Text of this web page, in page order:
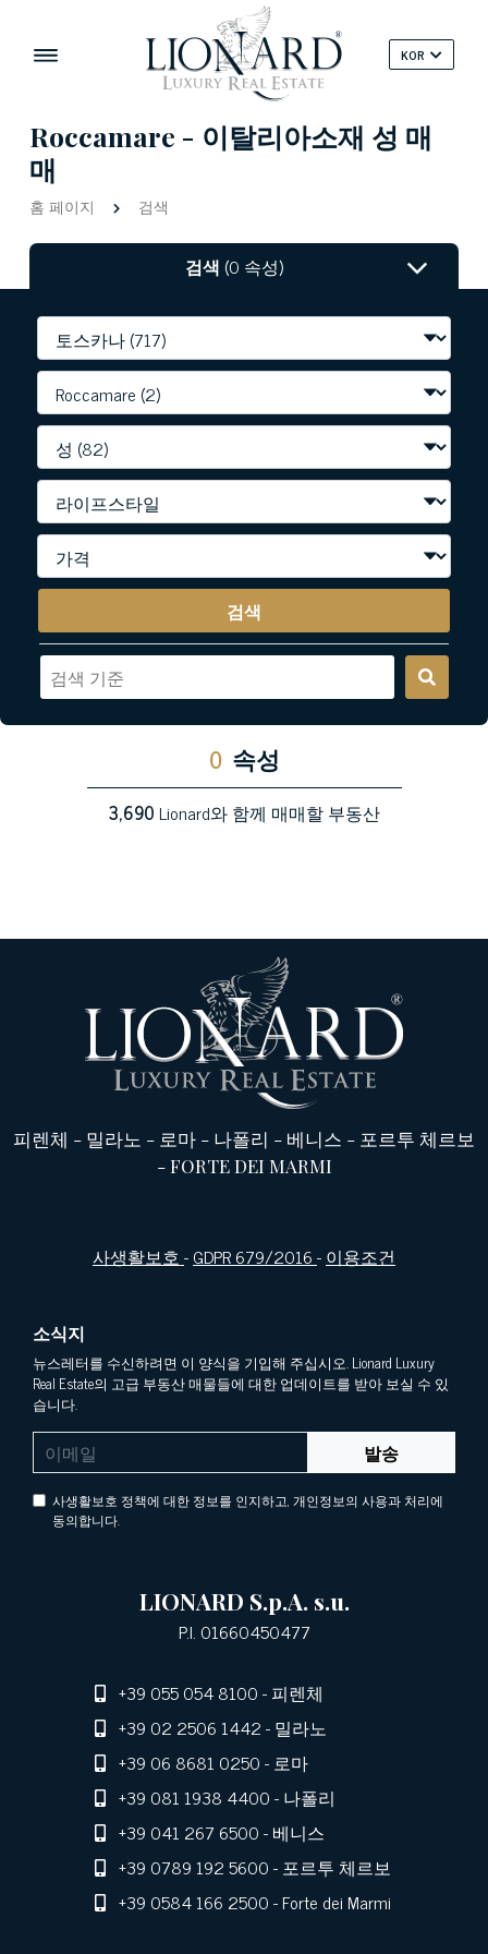
KOR
Roccamare - 이탈리아소재 성 매
매
홈 페이지 검색
검색 (0 속성)
검색
0 속성
3,690Lionard와 함께 매매할 부동산
피렌체 - 밀라노 - 로마 - 나폴리 - 베니스 - 포르투 체르보
-FORTE DEI MARMI
사생활보호-GDPR 679/2016-이용조건
소식지
뉴스레터를 수신하려면 이 양식을 기입해 주십시오. Lionard Luxury
Real Estate의 고급 부동산 매물들에 대한 업데이트를 받아 보실 수 있
습니다.
발송
사생활보호 정책에 대한 정보를 인지하고, 개인정보의 사용과 처리에
동의합니다.
LIONARD S.p.A. s.u.
P.I. 01660450477
+39 055 054 8100- 피렌체
+39 02 2506 1442- 밀라노
+39 06 8681 0250- 로마
+39 081 1938 4400- 나폴리
+39 041 267 6500- 베니스
+39 0789 192 5600- 포르투 체르보
+39 0584 166 2500- Forte dei Marmi